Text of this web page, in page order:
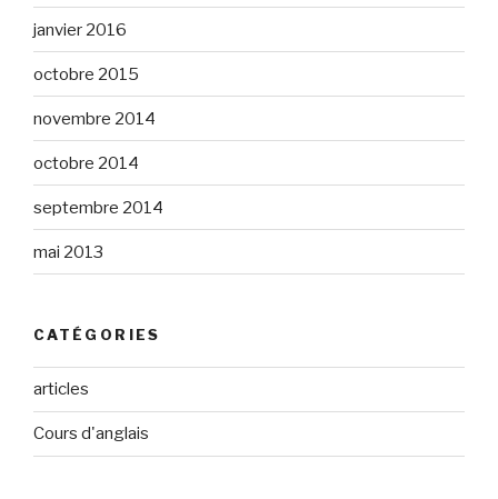
janvier 2016
octobre 2015
novembre 2014
octobre 2014
septembre 2014
mai 2013
CATÉGORIES
articles
Cours d'anglais